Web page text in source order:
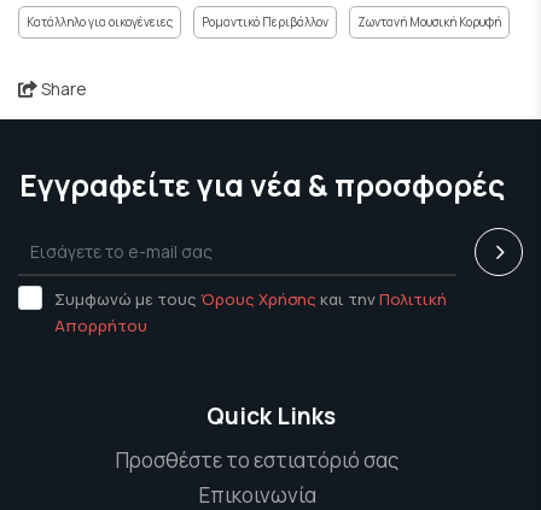
Κατάλληλο για οικογένειες Ρομαντικό Περιβάλλον Ζωντανή Μουσική Κορυφή
Share
Εγγραφείτε για νέα & προσφορές
Συμφωνώ με τους Όρους Χρήσης και τηνΠολιτική
Απορρήτου
Quick Links
Προσθέστε το εστιατόριό σας
Επικοινωνία